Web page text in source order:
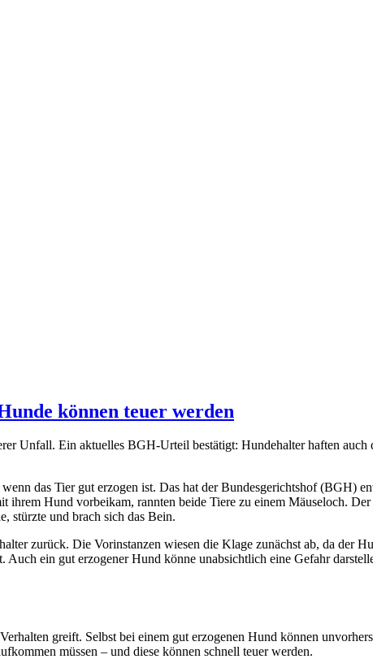
können teuer werden
Unfall. Ein aktuelles BGH-Urteil bestätigt: Hundehalter haften
das Tier gut erzogen ist. Das hat der Bundesgerichtshof (BGH)
ihrem Hund vorbeikam, rannten beide Tiere zu einem Mäuseloch.
stürzte und brach sich das Bein.
zurück. Die Vorinstanzen wiesen die Klage zunächst ab, da der
ein gut erzogener Hund könne unabsichtlich eine Gefahr
greift. Selbst bei einem gut erzogenen Hund können
müssen – und diese können schnell teuer werden.